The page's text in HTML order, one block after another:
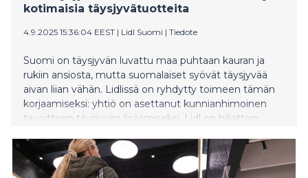
kotimaisia täysjyvätuotteita
4.9.2025 15:36:04 EEST | Lidl Suomi | Tiedote
Suomi on täysjyvän luvattu maa puhtaan kauran ja
rukiin ansiosta, mutta suomalaiset syövät täysjyvää
aivan liian vähän. Lidlissä on ryhdytty toimeen tämän
korjaamiseksi: yhtiö on asettanut kunnianhimoinen
tavoitteen täysjyvän lisäämiseksi. Lidl on hiljattain
sisältäviä tuotteita.